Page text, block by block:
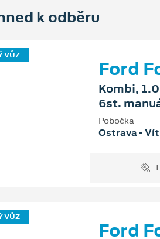
k odběru
VŮZ
Ford
Kombi,
6st.
Pobočka
Ostrava -
VŮZ
Ford